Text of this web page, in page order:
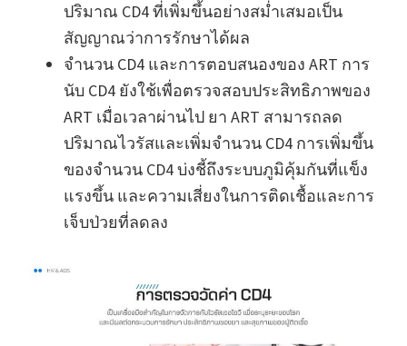
ปริมาณ CD4 ที่เพิ่มขึ้นอย่างสม่ำเสมอเป็น
สัญญาณว่าการรักษาได้ผล
จำนวน CD4 และการตอบสนองของ ART การ
นับ CD4 ยังใช้เพื่อตรวจสอบประสิทธิภาพของ
ART เมื่อเวลาผ่านไป ยา ART สามารถลด
ปริมาณไวรัสและเพิ่มจำนวน CD4 การเพิ่มขึ้น
ของจำนวน CD4 บ่งชี้ถึงระบบภูมิคุ้มกันที่แข็ง
แรงขึ้น และความเสี่ยงในการติดเชื้อและการ
เจ็บป่วยที่ลดลง